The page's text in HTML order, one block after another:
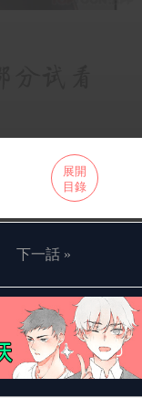
展開
目錄
下一話 »